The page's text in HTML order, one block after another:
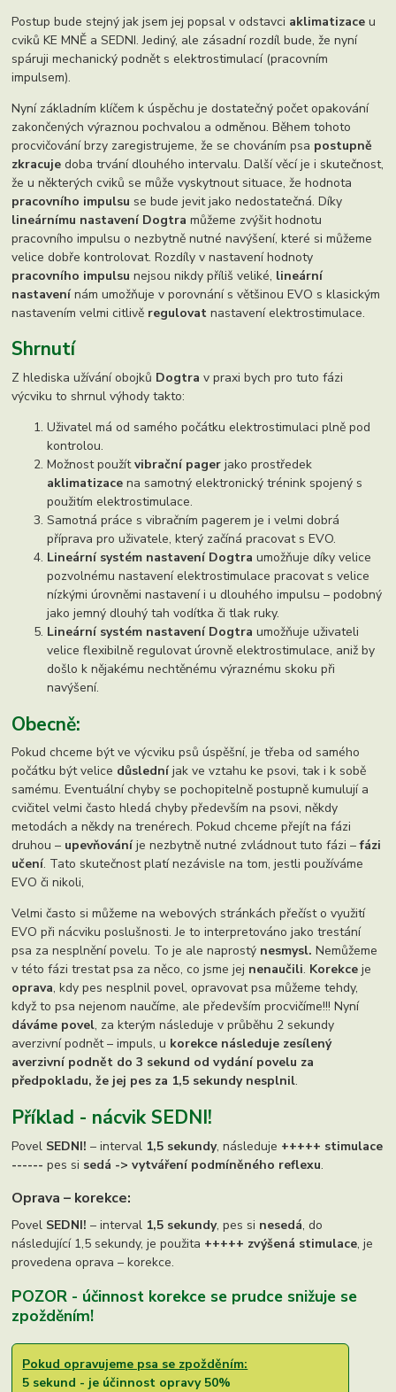
Postup bude stejný jak jsem jej popsal v odstavci aklimatizaceu
cviků KE MNĚ a SEDNI. Jediný, ale zásadní rozdíl bude, že nyní
spáruji mechanický podnět s elektrostimulací (pracovním
impulsem).
Nyní základním klíčem k úspěchu je dostatečný počet opakování
zakončených výraznou pochvalou a odměnou. Během tohoto
procvičování brzy zaregistrujeme, že se chováním psa postupně
zkracuje doba trvání dlouhého intervalu. Další věcí je i skutečnost,
že u některých cviků se může vyskytnout situace, že hodnota
pracovního impulsu se bude jevit jako nedostatečná. Díky
lineárnímu nastavení Dogtra můžeme zvýšit hodnotu
pracovního impulsu o nezbytně nutné navýšení, které si můžeme
velice dobře kontrolovat. Rozdíly v nastavení hodnoty
pracovního impulsu nejsou nikdy příliš veliké, lineární
nastavenínám umožňuje v porovnání s většinou EVO s klasickým
nastavením velmi citlivě regulovatnastavení elektrostimulace.
Shrnutí
Z hlediska užívání obojků Dogtrav praxi bych pro tuto fázi
výcviku to shrnul výhody takto:
Uživatel má od samého počátku elektrostimulaci plně pod
kontrolou.
Možnost použítvibrační pager jako prostředek
aklimatizace na samotný elektronický trénink spojený s
použitím elektrostimulace.
Samotná práce s vibračním pagerem je i velmi dobrá
příprava pro uživatele, který začíná pracovat s EVO.
Lineární systém nastavení Dogtraumožňuje díky velice
pozvolnému nastavení elektrostimulace pracovat s velice
nízkými úrovněmi nastavení i u dlouhého impulsu – podobný
jako jemný dlouhý tah vodítka či tlak ruky.
Lineární systém nastavení Dogtraumožňuje uživateli
velice flexibilně regulovat úrovně elektrostimulace, aniž by
došlo k nějakému nechtěnému výraznému skoku při
navýšení.
Obecně:
Pokud chceme být ve výcviku psů úspěšní, je třeba od samého
počátku být velice důsledníjak ve vztahu ke psovi, tak i k sobě
samému. Eventuální chyby se pochopitelně postupně kumulují a
cvičitel velmi často hledá chyby především na psovi, někdy
metodách a někdy na trenérech. Pokud chceme přejít na fázi
druhou – upevňováníje nezbytně nutné zvládnout tuto fázi –fázi
učení. Tato skutečnost platí nezávisle na tom, jestli používáme
EVO či nikoli,
Velmi často si můžeme na webových stránkách přečíst o využití
EVO při nácviku poslušnosti. Je to interpretováno jako trestání
psa za nesplnění povelu. To je ale naprostý nesmysl.Nemůžeme
v této fázi trestat psa za něco, co jsme jej nenaučili. Korekceje
oprava, kdy pes nesplnil povel, opravovat psa můžeme tehdy,
když to psa nejenom naučíme, ale především procvičíme!!! Nyní
dáváme povel, za kterým následuje v průběhu 2 sekundy
averzivní podnět – impuls, u korekce následuje zesílený
averzivní podnět do 3 sekund od vydání povelu za
předpokladu, že jej pes za 1,5 sekundy nesplnil.
Příklad - nácvik SEDNI!
Povel SEDNI!– interval 1,5 sekundy, následuje +++++ stimulace
------pes si sedá -> vytváření podmíněného reflexu.
Oprava – korekce:
Povel SEDNI!– interval 1,5 sekundy, pes si nesedá, do
následující 1,5 sekundy, je použita +++++ zvýšená stimulace, je
provedena oprava – korekce.
POZOR - účinnost korekce se prudce snižuje se
zpožděním!
Pokud opravujeme psa se zpožděním:
5 sekund - je účinnost opravy 50%